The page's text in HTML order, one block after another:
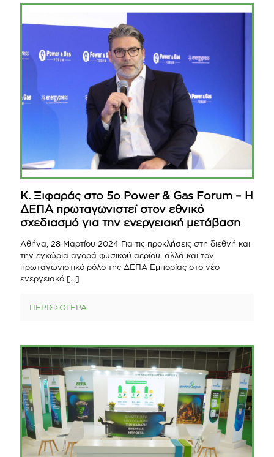
Κ. Ξιφαράς στο 5ο Power & Gas Forum – Η
ΔΕΠΑ πρωταγωνιστεί στον εθνικό
σχεδιασμό για την ενεργειακή μετάβαση
Αθήνα, 28 Μαρτίου 2024 Για τις προκλήσεις στη διεθνή και
την εγχώρια αγορά φυσικού αερίου, αλλά και τον
πρωταγωνιστικό ρόλο της ΔΕΠΑ Εμπορίας στο νέο
ενεργειακό […]
ΠΕΡΙΣΣΟΤΕΡΑ